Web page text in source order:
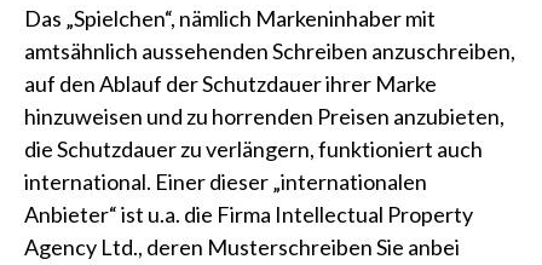
Das „Spielchen“, nämlich Markeninhaber mit
amtsähnlich aussehenden Schreiben anzuschreiben,
auf den Ablauf der Schutzdauer ihrer Marke
hinzuweisen und zu horrenden Preisen anzubieten,
die Schutzdauer zu verlängern, funktioniert auch
international. Einer dieser „internationalen
Anbieter“ ist u.a. die Firma Intellectual Property
Agency Ltd., deren Musterschreiben Sie anbei